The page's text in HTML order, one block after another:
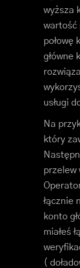
wyższa
wartość
połowę
główne
usługi
Na
który
przelew
łącznie
konto
miałeś
(